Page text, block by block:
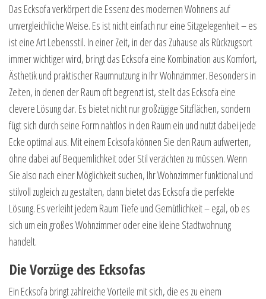
Das Ecksofa verkörpert die Essenz des modernen Wohnens auf
unvergleichliche Weise. Es ist nicht einfach nur eine Sitzgelegenheit – es
ist eine Art Lebensstil. In einer Zeit, in der das Zuhause als Rückzugsort
immer wichtiger wird, bringt das Ecksofa eine Kombination aus Komfort,
Ästhetik und praktischer Raumnutzung in Ihr Wohnzimmer. Besonders in
Zeiten, in denen der Raum oft begrenzt ist, stellt das Ecksofa eine
clevere Lösung dar. Es bietet nicht nur großzügige Sitzflächen, sondern
fügt sich durch seine Form nahtlos in den Raum ein und nutzt dabei jede
Ecke optimal aus. Mit einem Ecksofa können Sie den Raum aufwerten,
ohne dabei auf Bequemlichkeit oder Stil verzichten zu müssen. Wenn
Sie also nach einer Möglichkeit suchen, Ihr Wohnzimmer funktional und
stilvoll zugleich zu gestalten, dann bietet das Ecksofa die perfekte
Lösung. Es verleiht jedem Raum Tiefe und Gemütlichkeit – egal, ob es
sich um ein großes Wohnzimmer oder eine kleine Stadtwohnung
handelt.
Die Vorzüge des Ecksofas
Ein Ecksofa bringt zahlreiche Vorteile mit sich, die es zu einem